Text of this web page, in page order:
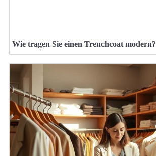
Wie tragen Sie einen Trenchcoat modern?